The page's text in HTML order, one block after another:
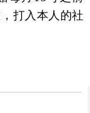
， 打入本人的社